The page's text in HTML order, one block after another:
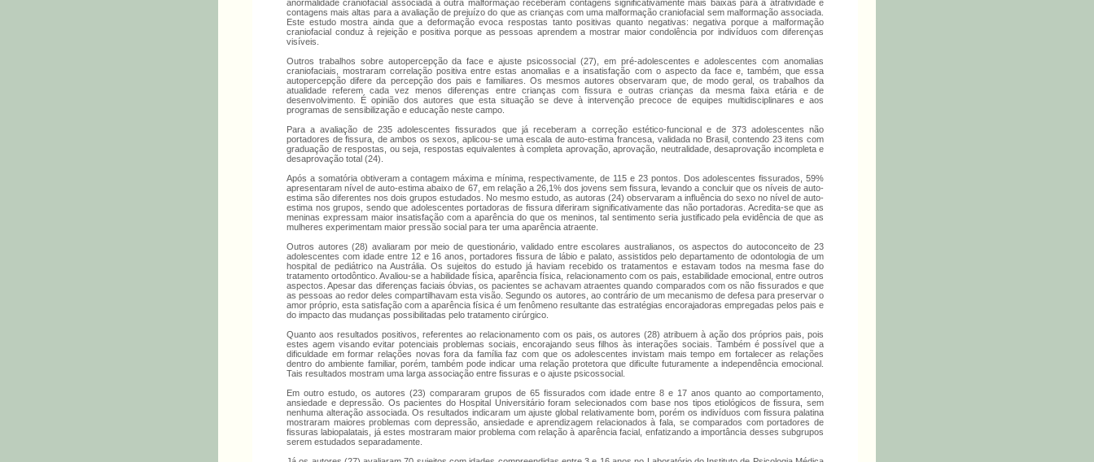
anormalidade craniofacial associada à outra malformação receberam contagens significativamente mais baixas para a atratividade e
contagens mais altas para a avaliação de prejuízo do que as crianças com uma malformação craniofacial sem malformação associada.
Este estudo mostra ainda que a deformação evoca respostas tanto positivas quanto negativas: negativa porque a malformação
craniofacial conduz à rejeição e positiva porque as pessoas aprendem a mostrar maior condolência por indivíduos com diferenças
visíveis.
Outros trabalhos sobre autopercepção da face e ajuste psicossocial (27), em pré-adolescentes e adolescentes com anomalias
craniofaciais, mostraram correlação positiva entre estas anomalias e a insatisfação com o aspecto da face e, também, que essa
autopercepção difere da percepção dos pais e familiares. Os mesmos autores observaram que, de modo geral, os trabalhos da
atualidade referem cada vez menos diferenças entre crianças com fissura e outras crianças da mesma faixa etária e de
desenvolvimento. É opinião dos autores que esta situação se deve à intervenção precoce de equipes multidisciplinares e aos
programas de sensibilização e educação neste campo.
Para a avaliação de 235 adolescentes fissurados que já receberam a correção estético-funcional e de 373 adolescentes não
portadores de fissura, de ambos os sexos, aplicou-se uma escala de auto-estima francesa, validada no Brasil, contendo 23 itens com
graduação de respostas, ou seja, respostas equivalentes à completa aprovação, aprovação, neutralidade, desaprovação incompleta e
desaprovação total (24).
Após a somatória obtiveram a contagem máxima e mínima, respectivamente, de 115 e 23 pontos. Dos adolescentes fissurados, 59%
apresentaram nível de auto-estima abaixo de 67, em relação a 26,1% dos jovens sem fissura, levando a concluir que os níveis de auto-
estima são diferentes nos dois grupos estudados. No mesmo estudo, as autoras (24) observaram a influência do sexo no nível de auto-
estima nos grupos, sendo que adolescentes portadoras de fissura diferiram significativamente das não portadoras. Acredita-se que as
meninas expressam maior insatisfação com a aparência do que os meninos, tal sentimento seria justificado pela evidência de que as
mulheres experimentam maior pressão social para ter uma aparência atraente.
Outros autores (28) avaliaram por meio de questionário, validado entre escolares australianos, os aspectos do autoconceito de 23
adolescentes com idade entre 12 e 16 anos, portadores fissura de lábio e palato, assistidos pelo departamento de odontologia de um
hospital de pediátrico na Austrália. Os sujeitos do estudo já haviam recebido os tratamentos e estavam todos na mesma fase do
tratamento ortodôntico. Avaliou-se a habilidade física, aparência física, relacionamento com os pais, estabilidade emocional, entre outros
aspectos. Apesar das diferenças faciais óbvias, os pacientes se achavam atraentes quando comparados com os não fissurados e que
as pessoas ao redor deles compartilhavam esta visão. Segundo os autores, ao contrário de um mecanismo de defesa para preservar o
amor próprio, esta satisfação com a aparência física é um fenômeno resultante das estratégias encorajadoras empregadas pelos pais e
do impacto das mudanças possibilitadas pelo tratamento cirúrgico.
Quanto aos resultados positivos, referentes ao relacionamento com os pais, os autores (28) atribuem à ação dos próprios pais, pois
estes agem visando evitar potenciais problemas sociais, encorajando seus filhos às interações sociais. Também é possível que a
dificuldade em formar relações novas fora da família faz com que os adolescentes invistam mais tempo em fortalecer as relações
dentro do ambiente familiar, porém, também pode indicar uma relação protetora que dificulte futuramente a independência emocional.
Tais resultados mostram uma larga associação entre fissuras e o ajuste psicossocial.
Em outro estudo, os autores (23) compararam grupos de 65 fissurados com idade entre 8 e 17 anos quanto ao comportamento,
ansiedade e depressão. Os pacientes do Hospital Universitário foram selecionados com base nos tipos etiológicos de fissura, sem
nenhuma alteração associada. Os resultados indicaram um ajuste global relativamente bom, porém os indivíduos com fissura palatina
mostraram maiores problemas com depressão, ansiedade e aprendizagem relacionados à fala, se comparados com portadores de
fissuras labiopalatais, já estes mostraram maior problema com relação à aparência facial, enfatizando a importância desses subgrupos
serem estudados separadamente.